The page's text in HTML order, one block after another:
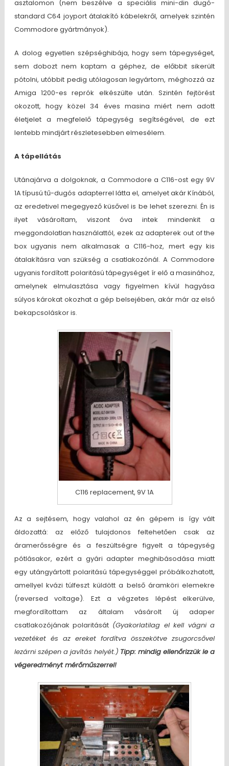
asztalomon (nem beszélve a speciális mini-din dugó-
standard C64 joyport átalakító kábelekről, amelyek szintén
Commodore gyártmányok).
A dolog egyetlen szépséghibája, hogy sem tápegységet,
sem dobozt nem kaptam a géphez, de előbbit sikerült
pótolni, utóbbit pedig utólagosan legyártom, méghozzá az
Amiga 1200-es reprók elkészülte után. Szintén fejtörést
okozott, hogy közel 34 éves masina miért nem adott
életjelet a megfelelő tápegység segítségével, de ezt
lentebb mindjárt részletesebben elmesélem.
A tápellátás
Utánajárva a dolgoknak, a Commodore a C116-ost egy 9V
1A típusú tű-dugós adapterrel látta el, amelyet akár Kínából,
az eredetivel megegyező küsővel is be lehet szerezni. Én is
ilyet vásároltam, viszont óva intek mindenkit a
meggondolatlan használattól, ezek az adapterek out of the
box ugyanis nem alkalmasak a C116-hoz, mert egy kis
átalakításra van szükség a csatlakozónál. A Commodore
ugyanis fordított polaritású tápegységet ír elő a masinához,
amelynek elmulasztása vagy figyelmen kívül hagyása
súlyos károkat okozhat a gép belsejében, akár már az első
bekapcsoláskor is.
C116 replacement, 9V 1A
Az a sejtésem, hogy valahol az én gépem is így vált
áldozattá: az előző tulajdonos feltehetően csak az
áramerősségre és a feszültségre figyelt a tápegység
pótlásakor, ezért a gyári adapter meghibásodása miatt
egy utángyártott polaritású tápegységgel próbálkozhatott,
amellyel kvázi túlfeszt küldött a belső áramköri elemekre
(reversed voltage). Ezt a végzetes lépést elkerülve,
megfordítottam az általam vásárolt új adaper
csatlakozójának polaritását (Gyakorlatilag el kell vágni a
vezetéket és az ereket fordítva összekötve zsugorcsővel
lezárni szépen a javítás helyét.) Tipp: mindig ellenőrizzük le a
végeredményt mérőműszerrel!